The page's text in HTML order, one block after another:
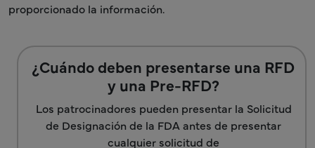
proporcionado la información.
¿Cuándo deben presentarse una RFD
y una Pre-RFD?
Los patrocinadores pueden presentar la Solicitud
de Designación de la FDA antes de presentar
cualquier solicitud de